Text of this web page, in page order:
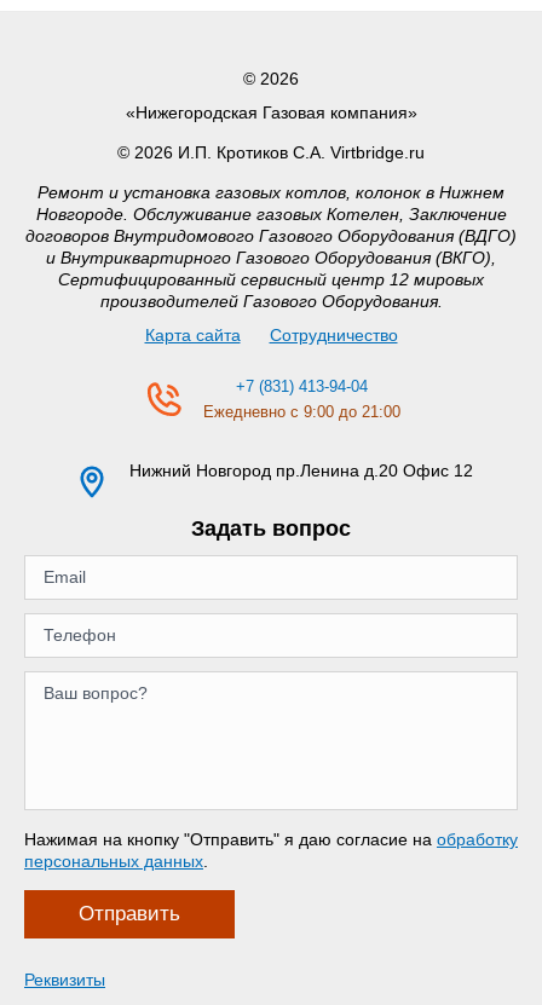
© 2026
«Нижегородская Газовая компания»
© 2026 И.П. Кротиков С.А. Virtbridge.ru
Ремонт и установка газовых котлов, колонок в Нижнем
Новгороде. Обслуживание газовых Котелен, Заключение
договоров Внутридомового Газового Оборудования (ВДГО)
и Внутриквартирного Газового Оборудования (ВКГО),
Сертифицированный сервисный центр 12 мировых
производителей Газового Оборудования.
Карта сайта
Сотрудничество
+7 (831) 413-94-04
Ежедневно с 9:00 до 21:00
Нижний Новгород пр.Ленина д.20 Офис 12
Задать вопрос
Нажимая на кнопку "Отправить" я даю согласие на обработку
персональных данных
Отправить
Реквизиты